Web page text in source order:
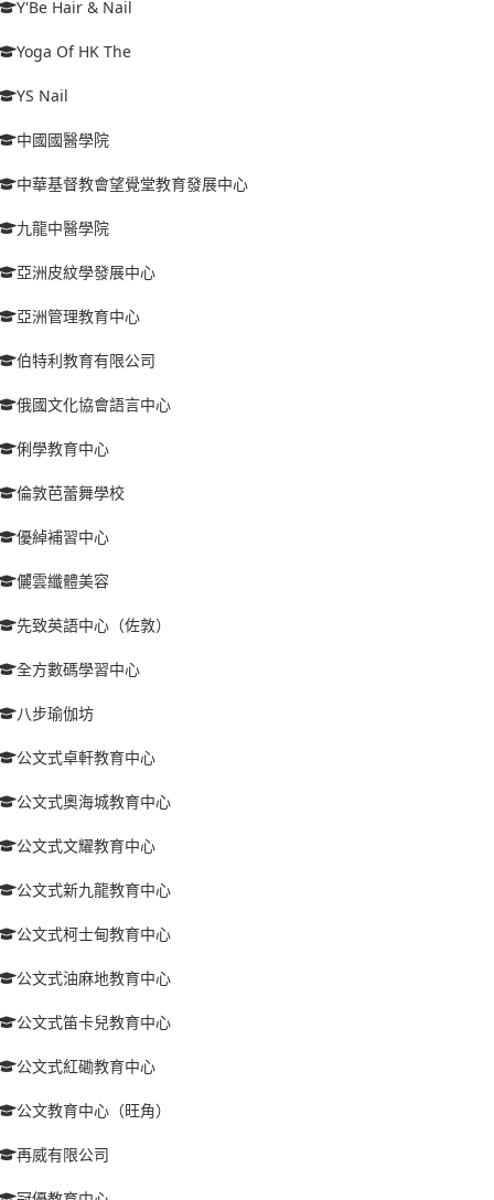
Y'Be Hair & Nail
Yoga Of HK The
YS Nail
中國國醫學院
中華基督教會望覺堂教育發展中心
九龍中醫學院
亞洲皮紋學發展中心
亞洲管理教育中心
伯特利教育有限公司
俄國文化協會語言中心
俐學教育中心
倫敦芭蕾舞學校
優綽補習中心
儷雲纖體美容
先致英語中心（佐敦）
全方數碼學習中心
八步瑜伽坊
公文式卓軒教育中心
公文式奧海城教育中心
公文式文耀教育中心
公文式新九龍教育中心
公文式柯士甸教育中心
公文式油麻地教育中心
公文式笛卡兒教育中心
公文式紅磡教育中心
公文教育中心（旺角）
再威有限公司